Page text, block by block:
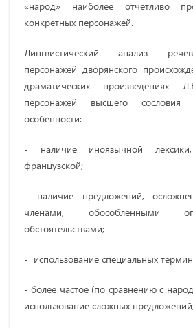
«народ» наиболее отчетливо
конкретных персонажей.
Лингвистический анализ
персонажей дворянского
драматических произведениях
персонажей высшего
особенности:
- наличие иноязычной лексики,
французской;
- наличие предложений,
членами, обособленными
обстоятельствами;
- использование специальных
- более частое (по сравнению с
использование сложных